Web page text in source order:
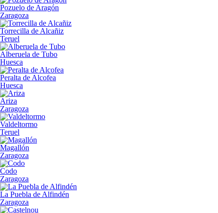
Pozuelo de Aragón
Zaragoza
Torrecilla de Alcañiz
Teruel
Alberuela de Tubo
Huesca
Peralta de Alcofea
Huesca
Ariza
Zaragoza
Valdeltormo
Teruel
Magallón
Zaragoza
Codo
Zaragoza
La Puebla de Alfindén
Zaragoza